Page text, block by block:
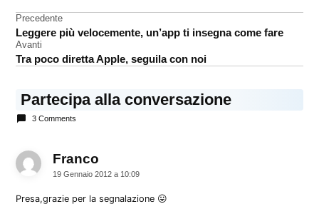
Store
Navigazione
articoli
Precedente
Leggere più velocemente, un’app ti insegna come fare
Avanti
Tra poco diretta Apple, seguila con noi
Partecipa alla conversazione
3 Comments
Franco
19 Gennaio 2012 a 10:09
Presa,grazie per la segnalazione 😛